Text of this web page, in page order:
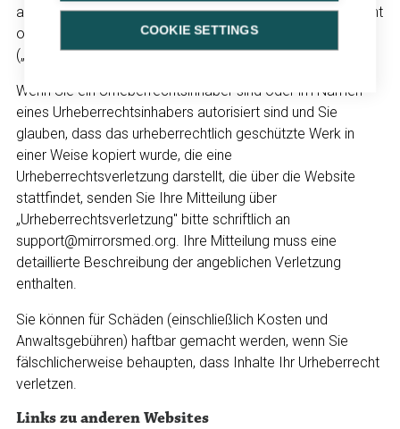
auf der Website gepostete Inhalte gegen das Urheberrecht
oder andere Verletzungen des geistigen Eigentums
(„Verletzung") einer Person verstoßen.
Wenn Sie ein Urheberrechtsinhaber sind oder im Namen
eines Urheberrechtsinhabers autorisiert sind und Sie
glauben, dass das urheberrechtlich geschützte Werk in
einer Weise kopiert wurde, die eine
Urheberrechtsverletzung darstellt, die über die Website
stattfindet, senden Sie Ihre Mitteilung über
„Urheberrechtsverletzung" bitte schriftlich an
support@mirrorsmed.org. Ihre Mitteilung muss eine
detaillierte Beschreibung der angeblichen Verletzung
enthalten.
Sie können für Schäden (einschließlich Kosten und
Anwaltsgebühren) haftbar gemacht werden, wenn Sie
fälschlicherweise behaupten, dass Inhalte Ihr Urheberrecht
verletzen.
Links zu anderen Websites
COOKIE SETTINGS